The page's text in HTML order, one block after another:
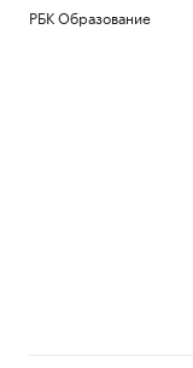
РБК Образование